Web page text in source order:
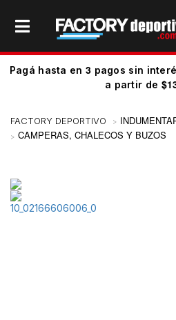
Pagá hasta en 3 pagos sin
a partir de
CAMPERAS, CHALECOS Y BUZOS